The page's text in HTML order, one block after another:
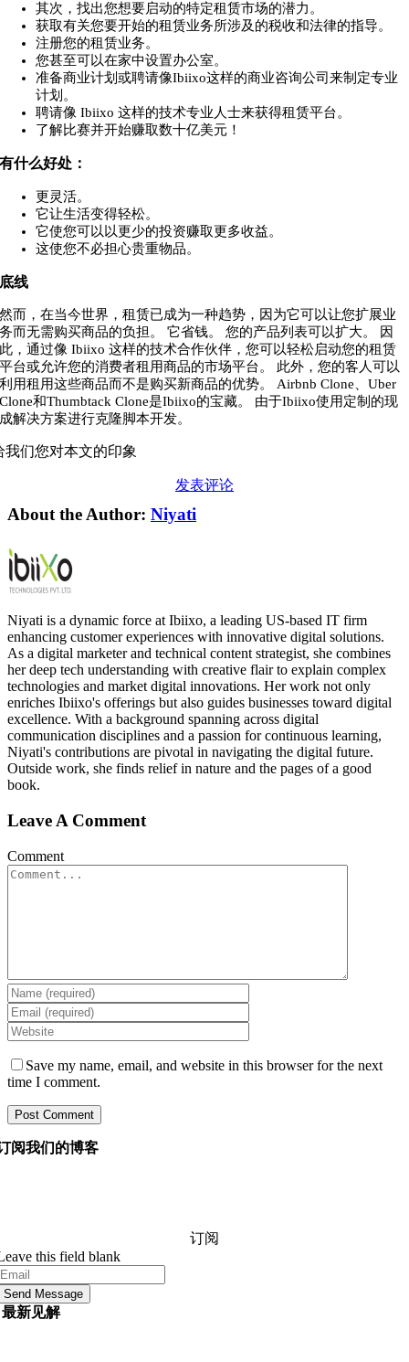
其次，找出您想要启动的特定租赁市场的潜力。
获取有关您要开始的租赁业务所涉及的税收和法律的指导。
注册您的租赁业务。
您甚至可以在家中设置办公室。
准备商业计划或聘请像Ibiixo这样的商业咨询公司来制定专业
计划。
聘请像 Ibiixo 这样的技术专业人士来获得租赁平台。
了解比赛并开始赚取数十亿美元！
有什么好处：
更灵活。
它让生活变得轻松。
它使您可以以更少的投资赚取更多收益。
这使您不必担心贵重物品。
底线
然而，在当今世界，租赁已成为一种趋势，因为它可以让您扩展业
务而无需购买商品的负担。 它省钱。 您的产品列表可以扩大。 因
此，通过像 Ibiixo 这样的技术合作伙伴，您可以轻松启动您的租赁
平台或允许您的消费者租用商品的市场平台。 此外，您的客人可以
利用租用这些商品而不是购买新商品的优势。 Airbnb Clone、Uber
Clone和Thumbtack Clone是Ibiixo的宝藏。 由于Ibiixo使用定制的现
成解决方案进行克隆脚本开发。
我们您对本文的印象
发表评论
About the Author: Niyati
Niyati is a dynamic force at Ibiixo, a leading US-based IT firm
enhancing customer experiences with innovative digital solutions.
As a digital marketer and technical content strategist, she combines
her deep tech understanding with creative flair to explain complex
technologies and market digital innovations. Her work not only
enriches Ibiixo's offerings but also guides businesses toward digital
excellence. With a background spanning across digital
communication disciplines and a passion for continuous learning,
Niyati's contributions are pivotal in navigating the digital future.
Outside work, she finds relief in nature and the pages of a good
book.
Leave A Comment
Comment
Save my name, email, and website in this browser for the next
time I comment.
阅我们的博客
订阅
this field blank
Send Message
最新见解